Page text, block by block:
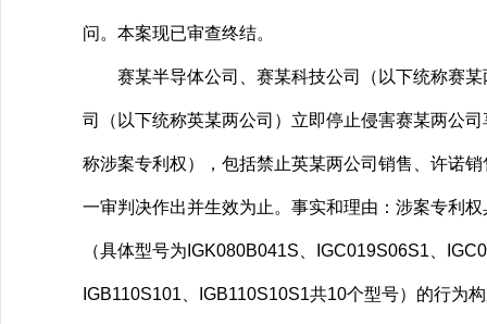
问。本案现已审查终结。
赛某半导体公司、赛某科技公司（以下统称赛某
司（以下统称英某两公司）立即停止侵害赛某两公
称涉案专利权），包括禁止英某两公司销售、许诺
一审判决作出并生效为止。事实和理由：涉案专利
（具体型号为IGK080B041S、IGC019S06S1、
IGB110S101、IGB110S10S1共10个型号）的行为